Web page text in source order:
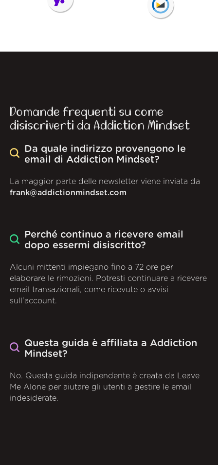
Domande frequenti su come
disiscriverti da Addiction Mindset
Da quale indirizzo provengono le
email di Addiction Mindset?
La maggior parte delle newsletter viene inviata da
frank@addictionmindset.com
Perché continuo a ricevere email
dopo essermi disiscritto?
Alcuni mittenti impiegano fino a 72 ore per
elaborare le rimozioni. Potresti continuare a ricevere
email transazionali, come ricevute o avvisi
sull'account.
Questa guida è affiliata a Addiction
Mindset?
No. Questa guida indipendente è creata da Leave
Me Alone per aiutare gli utenti a gestire le email
indesiderate.